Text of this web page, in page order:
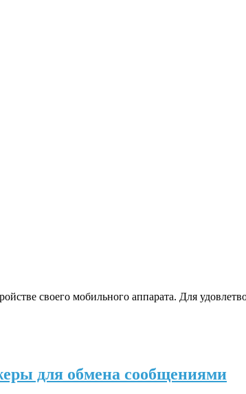
своего мобильного аппарата. Для
для обмена сообщениями